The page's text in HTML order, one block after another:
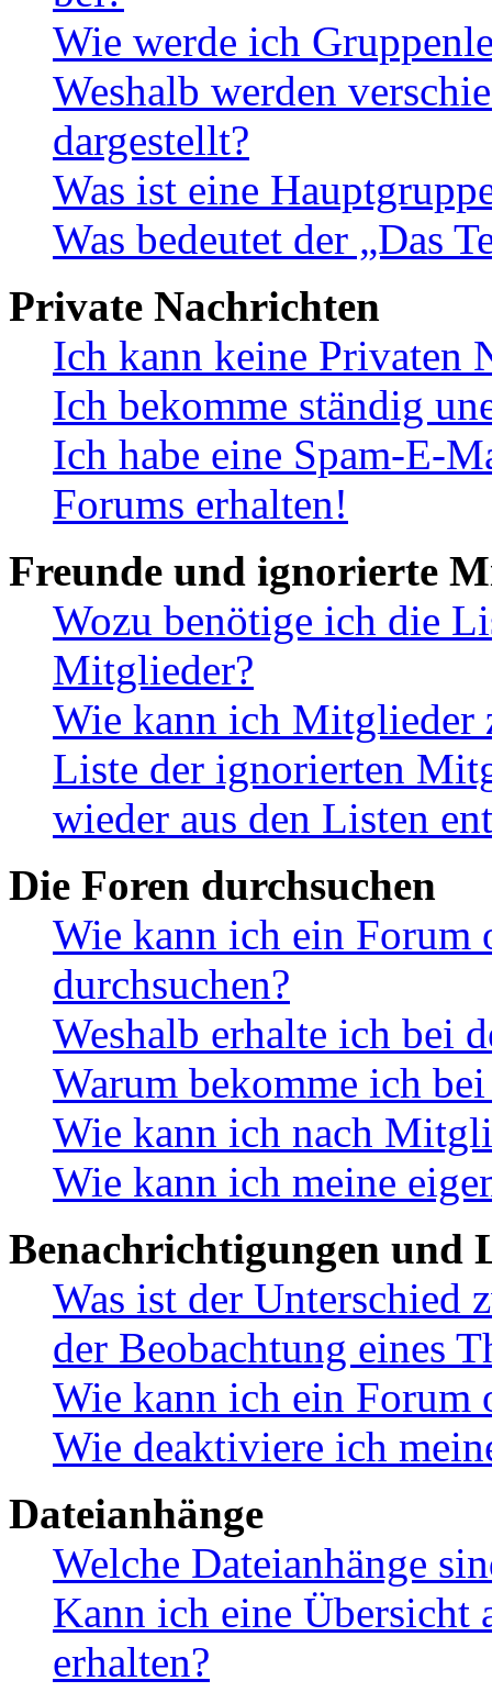
Wie werde ich
Weshalb werden
dargestellt?
Was ist eine
Was bedeutet der „Das
Private Nachrichten
Ich kann keine Privaten
Ich bekomme ständig
Ich habe eine Spam-E-
Forums erhalten!
Freunde und ignorierte
Wozu benötige ich die
Mitglieder?
Wie kann ich Mitglieder
Liste der ignorierten
wieder aus den Listen
Die Foren durchsuchen
Wie kann ich ein Forum
durchsuchen?
Weshalb erhalte ich bei
Warum bekomme ich
Wie kann ich nach
Wie kann ich meine
Benachrichtigungen und
Was ist der Unterschied
der Beobachtung eines
Wie kann ich ein Forum
Wie deaktiviere ich
Dateianhänge
Welche Dateianhänge
Kann ich eine Übersicht
erhalten?